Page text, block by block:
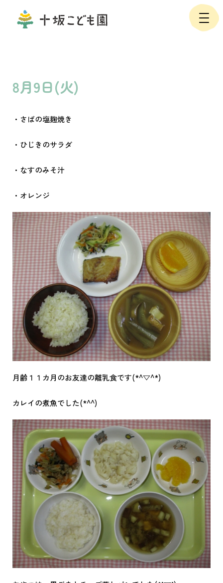
8月9日(火)
・さばの塩麹焼き
・ひじきのサラダ
・なすのみそ汁
・オレンジ
月齢１１カ月のお友達の離乳食です(*^▽^*)
カレイの煮魚でした(*^^)